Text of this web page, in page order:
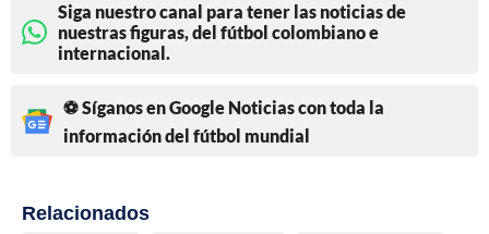
Siga nuestro canal para tener las noticias de
nuestras figuras, del fútbol colombiano e
internacional.
⚽ Síganos en Google Noticias con toda la
información del fútbol mundial
Relacionados